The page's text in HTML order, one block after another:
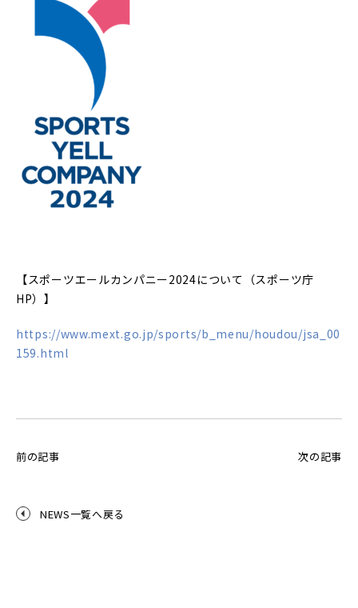
【スポーツエールカンパニー2024について（スポーツ庁
HP）】
https://www.mext.go.jp/sports/b_menu/houdou/jsa_00
159.html
前の記事 次の記事
NEWS一覧へ戻る